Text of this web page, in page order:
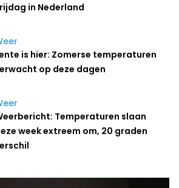
in Nederland
is hier: Zomerse temperaturen
op deze dagen
Temperaturen slaan
week extreem om, 20 graden